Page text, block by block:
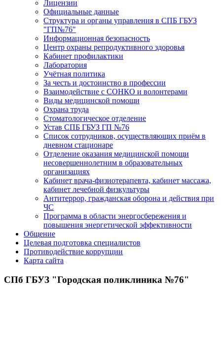
Лицензии
Официальные данные
Структура и органы управления в СПБ ГБУЗ
"ГП№76"
Информационная безопасность
Центр охраны репродуктивного здоровья
Кабинет профилактики
Лаборатория
Учётная политика
За честь и достоинство в профессии
Взаимодействие с СОНКО и волонтерами
Виды медицинской помощи
Охрана труда
Стоматологическое отделение
Устав СПБ ГБУЗ ГП №76
Список сотрудников, осуществляющих приём в
дневном стационаре
Отделение оказания медицинской помощи
несовершеннолетним в образовательных
организациях
Кабинет врача-физиотерапевта, кабинет массажа,
кабинет лечебной физкультуры
Антитеррор, гражданская оборона и действия при
ЧС
Программа в области энергосбережения и
повышения энергетической эффективности
Общение
Целевая подготовка специалистов
Противодействие коррупции
Карта сайта
СПб ГБУЗ "Городская поликлиника №76"